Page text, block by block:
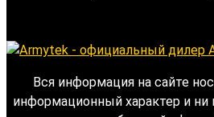
Вся информация на сайте
информационный характер и ни